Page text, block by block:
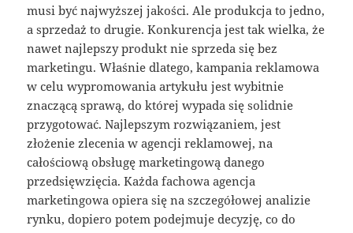
musi być najwyższej jakości. Ale produkcja to jedno,
a sprzedaż to drugie. Konkurencja jest tak wielka, że
nawet najlepszy produkt nie sprzeda się bez
marketingu. Właśnie dlatego, kampania reklamowa
w celu wypromowania artykułu jest wybitnie
znaczącą sprawą, do której wypada się solidnie
przygotować. Najlepszym rozwiązaniem, jest
złożenie zlecenia w agencji reklamowej, na
całościową obsługę marketingową danego
przedsięwzięcia. Każda fachowa agencja
marketingowa opiera się na szczegółowej analizie
rynku, dopiero potem podejmuje decyzję, co do